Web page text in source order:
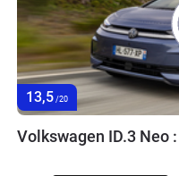
13,5 /20
Volkswagen ID.3 Neo